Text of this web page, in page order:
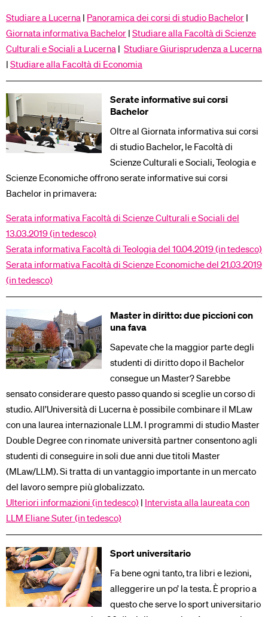
Studiare a Lucerna | Panoramica dei corsi di studio Bachelor |
Giornata informativa Bachelor | Studiare alla Facoltà di Scienze
Culturali e Sociali a Lucerna | Studiare Giurisprudenza a Lucerna
| Studiare alla Facoltà di Economia
Serate informative sui corsi
Bachelor
Oltre al Giornata informativa sui corsi
di studio Bachelor, le Facoltà di
Scienze Culturali e Sociali, Teologia e
Scienze Economiche offrono serate informative sui corsi
Bachelor in primavera:
Serata informativa Facoltà di Scienze Culturali e Sociali del
13.03.2019 (in tedesco)
Serata informativa Facoltà di Teologia del 10.04.2019 (in tedesco)
Serata informativa Facoltà di Scienze Economiche del 21.03.2019
(in tedesco)
Master in diritto: due piccioni con
una fava
Sapevate che la maggior parte degli
studenti di diritto dopo il Bachelor
consegue un Master? Sarebbe
sensato considerare questo passo quando si sceglie un corso di
studio. All’Università di Lucerna è possibile combinare il MLaw
con una laurea internazionale LLM. I programmi di studio Master
Double Degree con rinomate università partner consentono agli
studenti di conseguire in soli due anni due titoli Master
(MLaw/LLM). Si tratta di un vantaggio importante in un mercato
del lavoro sempre più globalizzato.
Ulteriori informazioni (in tedesco) | Intervista alla laureata con
LLM Eliane Suter (in tedesco)
Sport universitario
Fa bene ogni tanto, tra libri e lezioni,
alleggerire un po’ la testa. È proprio a
questo che serve lo sport universitario